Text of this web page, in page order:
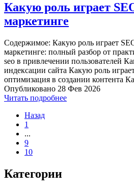
Какую роль играет
маркетинге
Содержимое: Какую роль играет
маркетинге: полный разбор от
seo в привлечении пользователей
индексации сайта Какую роль
оптимизация в создании контента
Опубликовано 28 Фев 2026
Читать подробнее
Назад
1
...
9
10
Категории